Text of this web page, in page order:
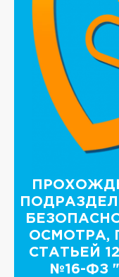
ОСМОТРА,
СТАТЬЕЙ
№16-ФЗ